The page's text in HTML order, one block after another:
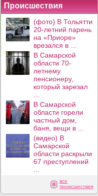
Происшествия
(фото) В Тольятти
20-летний парень
на «Приоре»
врезался в ...
В Самарской
области 70-
летнему
пенсионеру,
который зарезал
В Самарской
области горели
частный дом,
баня, вещи в ...
(видео) В
Самарской
области раскрыли
67 преступлений
все
происшествия